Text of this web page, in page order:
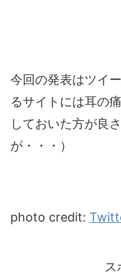
今回の発表はツイ
るサイトには耳の
しておいた方が良
が・・・）
photo credit:
ス